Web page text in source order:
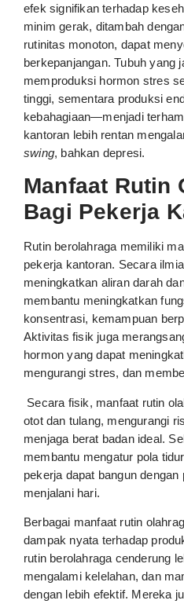
efek signifikan terhadap
minim gerak, ditambah
rutinitas monoton, dapat
berkepanjangan. Tubuh yang
memproduksi hormon stres
tinggi, sementara produksi
kebahagiaan—menjadi
kantoran lebih rentan
swing, bahkan depresi.
Manfaat Rutin
Bagi Pekerja
Rutin berolahraga memiliki
pekerja kantoran. Secara
meningkatkan aliran darah
membantu meningkatkan
konsentrasi, kemampuan
Aktivitas fisik juga
hormon yang dapat
mengurangi stres, dan
Secara fisik, manfaat rutin
otot dan tulang, mengurangi
menjaga berat badan ideal.
membantu mengatur pola
pekerja dapat bangun
menjalani hari.
Berbagai manfaat rutin
dampak nyata terhadap
rutin berolahraga cenderung
mengalami kelelahan, dan
dengan lebih efektif. Mereka